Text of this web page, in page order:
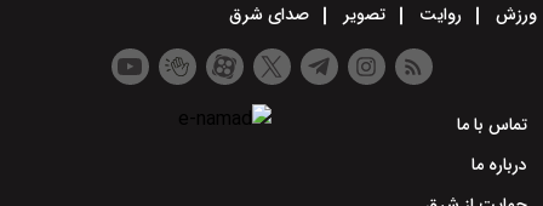
ورزش
روایت تصویر صدای شرق
تماس با ما
درباره ما